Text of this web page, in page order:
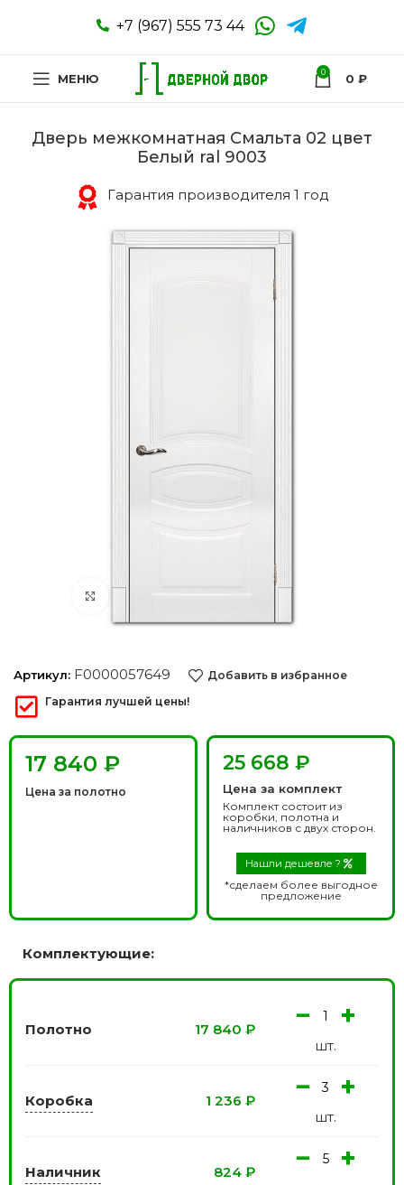
+7 (967) 555 73 44
МЕНЮ 0 0 ₽
Дверь межкомнатная Смальта 02 цвет
Белый ral 9003
Гарантия производителя 1 год
Артикул: F0000057649
Добавить в избранное
Гарантия лучшей цены!
₽
Цена за полотно
25 668 ₽
Цена за комплект
Комплект состоит из
коробки, полотна и
наличников с двух сторон.
Нашли дешевле ?
*сделаем более выгодное
предложение
Комплектующие:
Полотно 17 840 ₽ − +
шт.
Коробка 1 236 ₽ − +
шт.
Наличник 824 ₽ − +